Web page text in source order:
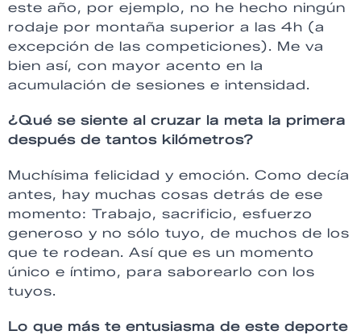
este año, por ejemplo, no he hecho ningún
rodaje por montaña superior a las 4h (a
excepción de las competiciones). Me va
bien así, con mayor acento en la
acumulación de sesiones e intensidad.
¿Qué se siente al cruzar la meta la primera
después de tantos kilómetros?
Muchísima felicidad y emoción. Como decía
antes, hay muchas cosas detrás de ese
momento: Trabajo, sacrificio, esfuerzo
generoso y no sólo tuyo, de muchos de los
que te rodean. Así que es un momento
único e íntimo, para saborearlo con los
tuyos.
Lo que más te entusiasma de este deporte